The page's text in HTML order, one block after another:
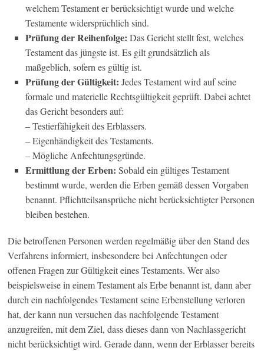
welchem Testament er berücksichtigt wurde und welche
Testamente widersprüchlich sind.
Prüfung der Reihenfolge: Das Gericht stellt fest, welches
Testament das jüngste ist. Es gilt grundsätzlich als
maßgeblich, sofern es gültig ist.
Prüfung der Gültigkeit: Jedes Testament wird auf seine
formale und materielle Rechtsgültigkeit geprüft. Dabei achtet
das Gericht besonders auf:
– Testierfähigkeit des Erblassers.
– Eigenhändigkeit des Testaments.
– Mögliche Anfechtungsgründe.
Ermittlung der Erben: Sobald ein gültiges Testament
bestimmt wurde, werden die Erben gemäß dessen Vorgaben
benannt. Pflichtteilsansprüche nicht berücksichtigter Personen
bleiben bestehen.
Die betroffenen Personen werden regelmäßig über den Stand des
Verfahrens informiert, insbesondere bei Anfechtungen oder
offenen Fragen zur Gültigkeit eines Testaments. Wer also
beispielsweise in einem Testament als Erbe benannt ist, dann aber
durch ein nachfolgendes Testament seine Erbenstellung verloren
hat, der kann nun versuchen das nachfolgende Testament
anzugreifen, mit dem Ziel, dass dieses dann von Nachlassgericht
nicht berücksichtigt wird. Gerade dann, wenn der Erblasser bereits